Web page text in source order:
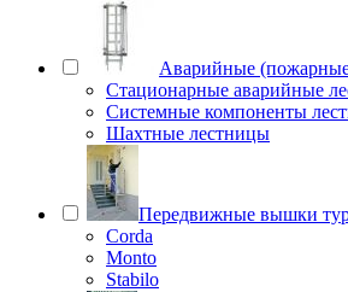
Аварийные
Стационарные аварийные
Системные компоненты
Шахтные лестницы
Передвижные вышки
Corda
Monto
Stabilo